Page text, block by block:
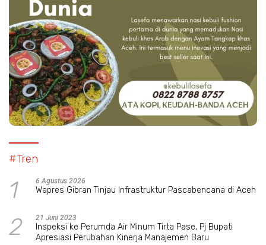
#Tren
1 6 Agustus 2026
Wapres Gibran Tinjau Infrastruktur Pascabencana di Aceh
2 21 Juni 2023
Inspeksi ke Perumda Air Minum Tirta Pase, Pj Bupati
Apresiasi Perubahan Kinerja Manajemen Baru